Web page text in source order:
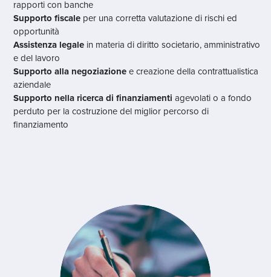
rapporti con banche
Supporto fiscale per una corretta valutazione di rischi ed
opportunità
Assistenza legale in materia di diritto societario, amministrativo
e del lavoro
Supporto alla negoziazione e creazione della contrattualistica
aziendale
Supporto nella ricerca di finanziamenti agevolati o a fondo
perduto per la costruzione del miglior percorso di
finanziamento